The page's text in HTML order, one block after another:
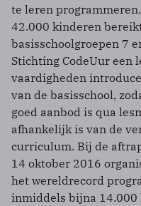
te leren
42.000 kinderen
basisschoolgroepen 7
Stichting CodeUur een
vaardigheden
van de basisschool,
goed aanbod is qua
afhankelijk is van de
curriculum. Bij de
14 oktober 2016
het wereldrecord
inmiddels bijna 14.000